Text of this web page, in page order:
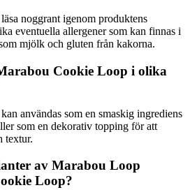
noggrant igenom produktens
eventuella allergener som kan finnas i
mjölk och gluten från kakorna.
Cookie Loop i olika
användas som en smaskig ingrediens
som en dekorativ topping för att
textur.
av Marabou Loop
Loop?